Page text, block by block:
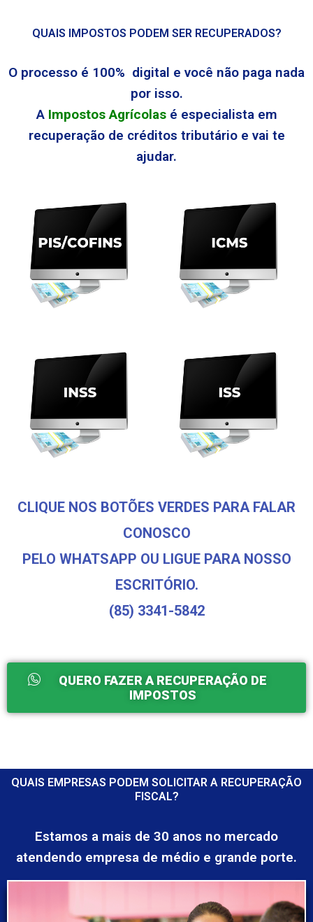
QUAIS IMPOSTOS PODEM SER RECUPERADOS?
O processo é 100% digital e você não paga nada
por isso.
A Impostos Agrícolasé especialista em
recuperação de créditos tributário e vai te
ajudar.
CLIQUE NOS BOTÕES VERDES PARA FALAR
CONOSCO
PELO WHATSAPP OU LIGUE PARA NOSSO
ESCRITÓRIO.
(85) 3341-5842
QUERO FAZER A RECUPERAÇÃO DE
IMPOSTOS
QUAIS EMPRESAS PODEM SOLICITAR A RECUPERAÇÃO
FISCAL?
Estamos a mais de 30 anos no mercado
atendendo empresa de médio e grande porte.